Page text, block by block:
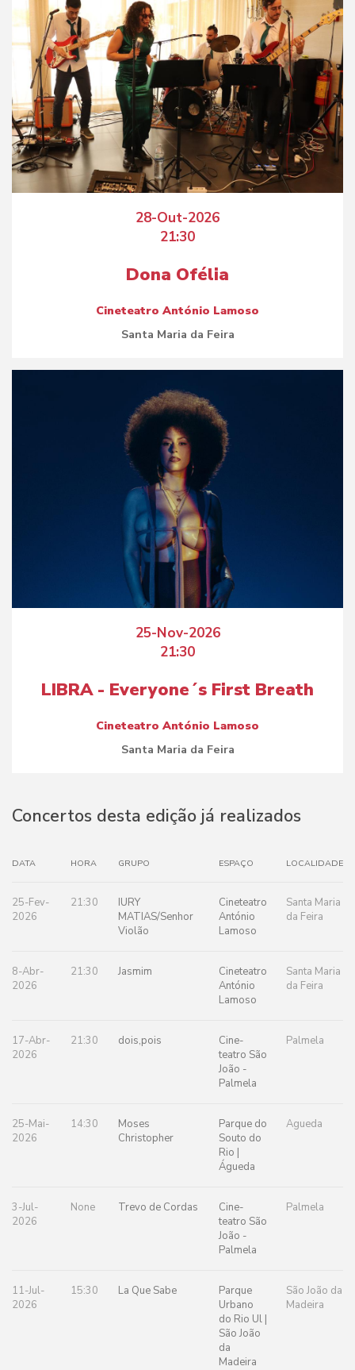
28-Out-2026
21:30
Dona Ofélia
Cineteatro António Lamoso
Santa Maria da Feira
25-Nov-2026
21:30
LIBRA - Everyone´s First Breath
Cineteatro António Lamoso
Santa Maria da Feira
Concertos desta edição já realizados
DATA HORA GRUPO ESPAÇO LOCALIDADE
25-Fev-
2026
21:30
IURY
MATIAS/Senhor
Violão
Cineteatro
António
Lamoso
Santa Maria
da Feira
8-Abr-
2026
21:30 Jasmim
Cineteatro
António
Lamoso
Santa Maria
da Feira
17-Abr-
2026
21:30 dois,pois
Cine-
teatro São
João -
Palmela
Palmela
25-Mai-
2026
14:30
Moses
Christopher
Parque do
Souto do
Rio |
Águeda
Agueda
3-Jul-
2026
None Trevo de Cordas
Cine-
teatro São
João -
Palmela
Palmela
11-Jul-
2026
15:30 La Que Sabe
Parque
Urbano
do Rio Ul |
São João
da
Madeira
São João da
Madeira